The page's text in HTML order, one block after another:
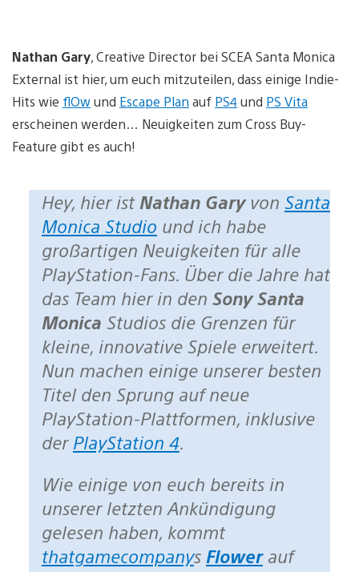
Nathan Gary, Creative Director bei SCEA Santa Monica
External ist hier, um euch mitzuteilen, dass einige Indie-
Hits wie flOwund Escape Plan auf PS4und PS Vita
erscheinen werden… Neuigkeiten zum Cross Buy-
Feature gibt es auch!
Hey, hier ist Nathan Garyvon Santa
Monica Studio und ich habe
großartigen Neuigkeiten für alle
PlayStation-Fans. Über die Jahre hat
das Team hier in den Sony Santa
Monica Studios die Grenzen für
kleine, innovative Spiele erweitert.
Nun machen einige unserer besten
Titel den Sprung auf neue
PlayStation-Plattformen, inklusive
der PlayStation 4.
Wie einige von euch bereits in
unserer letzten Ankündigung
gelesen haben, kommt
thatgamecompanys Flowerauf